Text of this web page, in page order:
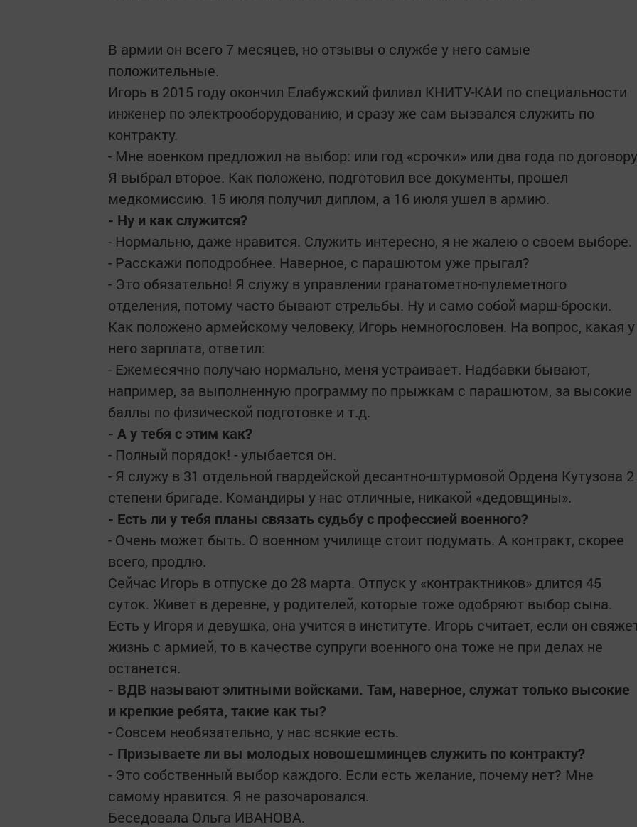
В армии он всего 7 месяцев, но отзывы о службе у него самые
положительные.
Игорь в 2015 году окончил Елабужский филиал КНИТУ-КАИ по специальности
инженер по электрооборудованию, и сразу же сам вызвался служить по
контракту.
- Мне военком предложил на выбор: или год «срочки» или два года по
Я выбрал второе. Как положено, подготовил все документы, прошел
медкомиссию. 15 июля получил диплом, а 16 июля ушел в армию.
- Ну и как служится?
- Нормально, даже нравится. Служить интересно, я не жалею о своем выборе.
- Расскажи поподробнее. Наверное, с парашютом уже прыгал?
- Это обязательно! Я служу в управлении гранатометно-пулеметного
отделения, потому часто бывают стрельбы. Ну и само собой марш-броски.
Как положено армейскому человеку, Игорь немногословен. На вопрос, какая у
него зарплата, ответил:
- Ежемесячно получаю нормально, меня устраивает. Надбавки бывают,
например, за выполненную программу по прыжкам с парашютом, за высокие
баллы по физической подготовке и т.д.
- А у тебя с этим как?
- Полный порядок! - улыбается он.
- Я служу в 31 отдельной гвардейской десантно-штурмовой Ордена Кутузова 2
степени бригаде. Командиры у нас отличные, никакой «дедовщины».
- Есть ли у тебя планы связать судьбу с профессией военного?
- Очень может быть. О военном училище стоит подумать. А контракт, скорее
всего, продлю.
Сейчас Игорь в отпуске до 28 марта. Отпуск у «контрактников» длится 45
суток. Живет в деревне, у родителей, которые тоже одобряют выбор сына.
Есть у Игоря и девушка, она учится в институте. Игорь считает, если он
жизнь с армией, то в качестве супруги военного она тоже не при делах не
останется.
- ВДВ называют элитными войсками. Там, наверное, служат только высокие
и крепкие ребята, такие как ты?
- Совсем необязательно, у нас всякие есть.
- Призываете ли вы молодых новошешминцев служить по контракту?
- Это собственный выбор каждого. Если есть желание, почему нет? Мне
самому нравится. Я не разочаровался.
Беседовала Ольга ИВАНОВА.